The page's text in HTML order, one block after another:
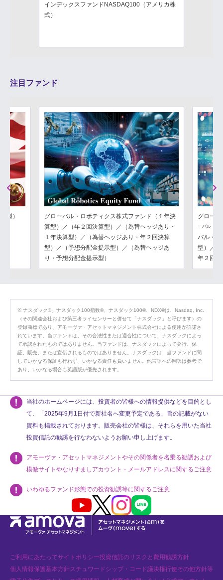
インデックスファンドNASDAQ100（アメリカ株
式）
注目ファンド
Previous
型）
グローバル・ロボティクス株式ファンド（１年決
算型）／（年２回決算型）／（為替ヘッジあり・
１年決算型）／（為替ヘッジあり・年２回決算
型）／（予想分配金提示型）／（為替ヘッジあ
り・予想分配金提示型）
グロー
ーバル・フ
バル・フ
型）／（
年２回決
Next
ナスダック®、ナスダック100指数®、ナスダック100®、NDX®は、Nasdaq, Inc.
（その関連会社および第三者ライセンサーと併せて「ナスダック」と呼びます）の
登録商標であり、アモーヴァ・アセットマネジメント株式会社による使用が許諾さ
れています。当ファンドは、その合法性または適合性について、ナスダックによっ
て承認されたものではありません。当ファンドは、ナスダックによって発行、保
証、販売、または宣伝されるものではありません。ナスダックは、当ファンドに関
していかなる保証も行わず、いかなる責任も負いません。他言語への翻訳は参考で
あり、いかなる場合も英語版が優先されます。
当社のホームページには、投資者の皆様への情報提供などを目的とし
て、「2025年9月1日付で新社名へ変更予定である」旨の記載がない
資料も掲載されております。販売会社の皆様は、それらを用いた当社
投資信託の勧誘を行なわないようお願い申し上げます。
アモーヴァ・アセットマネジメントやその関係者を名乗る勧誘および
模倣サイトやなりすましアカウント・メールアドレスに関するご注意
いわゆるファンド形態での投資勧誘等に関するご注意
Youtube X InstagramLINE
ご利用にあたってサイトポリシー投資信託のリスクと費用勧誘方針
個人情報保護基本方針スチュワードシップ・コード議決権行使その他方針等